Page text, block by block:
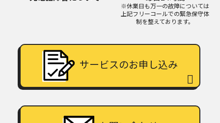
※休業日も万一の故障については
上記フリーコールでの緊急保守体
制を整えております。
サービスのお申し込み